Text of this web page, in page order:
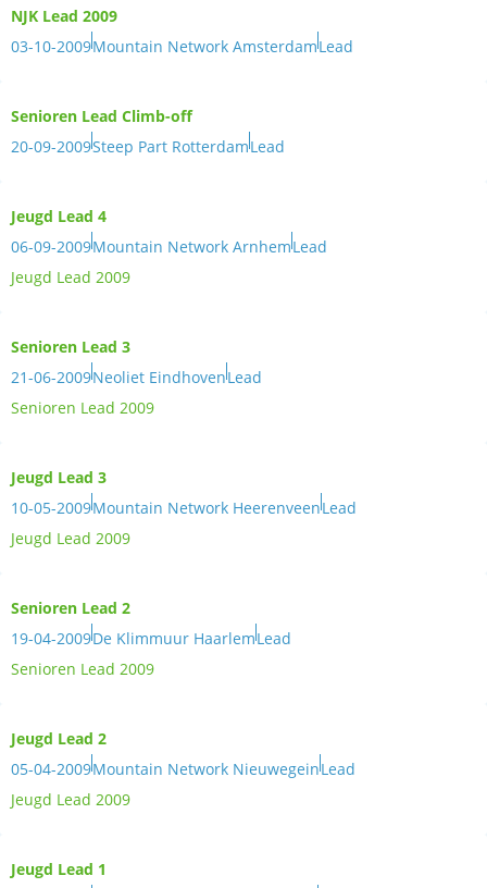
NJK Lead 2009
03-10-2009Mountain Network AmsterdamLead
Senioren Lead Climb-off
20-09-2009Steep Part RotterdamLead
Jeugd Lead 4
06-09-2009Mountain Network ArnhemLead
Jeugd Lead 2009
Senioren Lead 3
21-06-2009Neoliet EindhovenLead
Senioren Lead 2009
Jeugd Lead 3
10-05-2009Mountain Network HeerenveenLead
Jeugd Lead 2009
Senioren Lead 2
19-04-2009De Klimmuur HaarlemLead
Senioren Lead 2009
Jeugd Lead 2
05-04-2009Mountain Network NieuwegeinLead
Jeugd Lead 2009
Jeugd Lead 1